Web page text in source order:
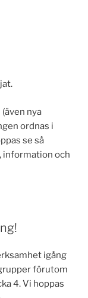
nya
ordnas i
se så
information och
igång
förutom
4. Vi hoppas